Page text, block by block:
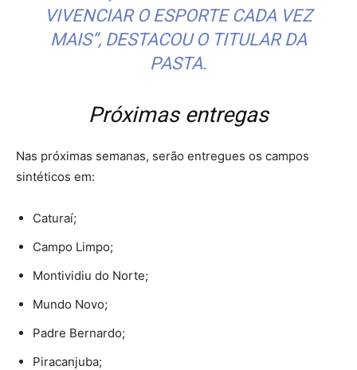
VIVENCIAR O ESPORTE CADA VEZ
MAIS”, DESTACOU O TITULAR DA
PASTA.
Próximas entregas
Nas próximas semanas, serão entregues os campos
sintéticos em:
Caturaí;
Campo Limpo;
Montividiu do Norte;
Mundo Novo;
Padre Bernardo;
Piracanjuba;